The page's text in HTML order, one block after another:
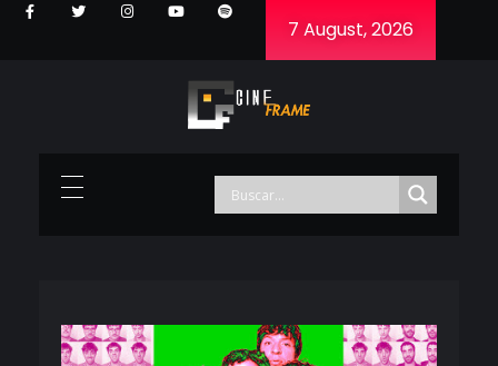
7 August, 2026